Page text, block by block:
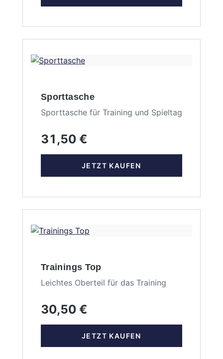
Sporttasche
Sporttasche für Training und Spieltag
31,50 €
JETZT KAUFEN
Trainings Top
Leichtes Oberteil für das Training
30,50 €
JETZT KAUFEN